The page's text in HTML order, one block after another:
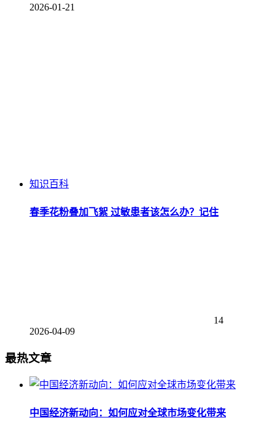
2026-01-21
知识百科
春季花粉叠加飞絮 过敏患者该怎么办？记住
14
2026-04-09
最热文章
中国经济新动向：如何应对全球市场变化带来